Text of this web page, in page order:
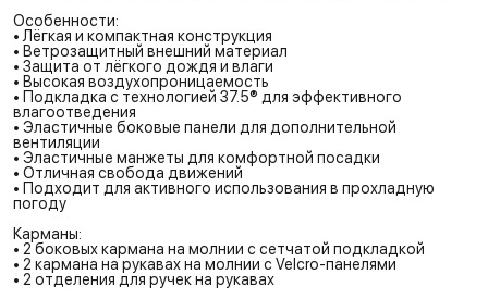
Особенности:
• Лёгкая и компактная конструкция
• Ветрозащитный внешний материал
• Защита от лёгкого дождя и влаги
• Высокая воздухопроницаемость
• Подкладка с технологией 37.5® для эффективного
влагоотведения
• Эластичные боковые панели для дополнительной
вентиляции
• Эластичные манжеты для комфортной посадки
• Отличная свобода движений
• Подходит для активного использования в прохладную
погоду
Карманы:
• 2 боковых кармана на молнии с сетчатой подкладкой
• 2 кармана на рукавах на молнии с Velcro-панелями
• 2 отделения для ручек на рукавах